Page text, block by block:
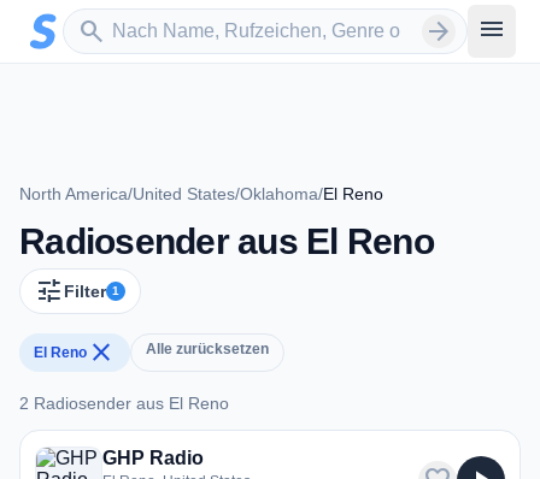
Zum Hauptinhalt springen
search
Sender suchen arrow_forward menu
North America/United States/Oklahoma/El Reno
Radiosender aus El Reno
tune Filter 1
El Reno close Alle zurücksetzen
2 Radiosender aus El Reno
2 Radiosender aus El Reno
GHP Radio